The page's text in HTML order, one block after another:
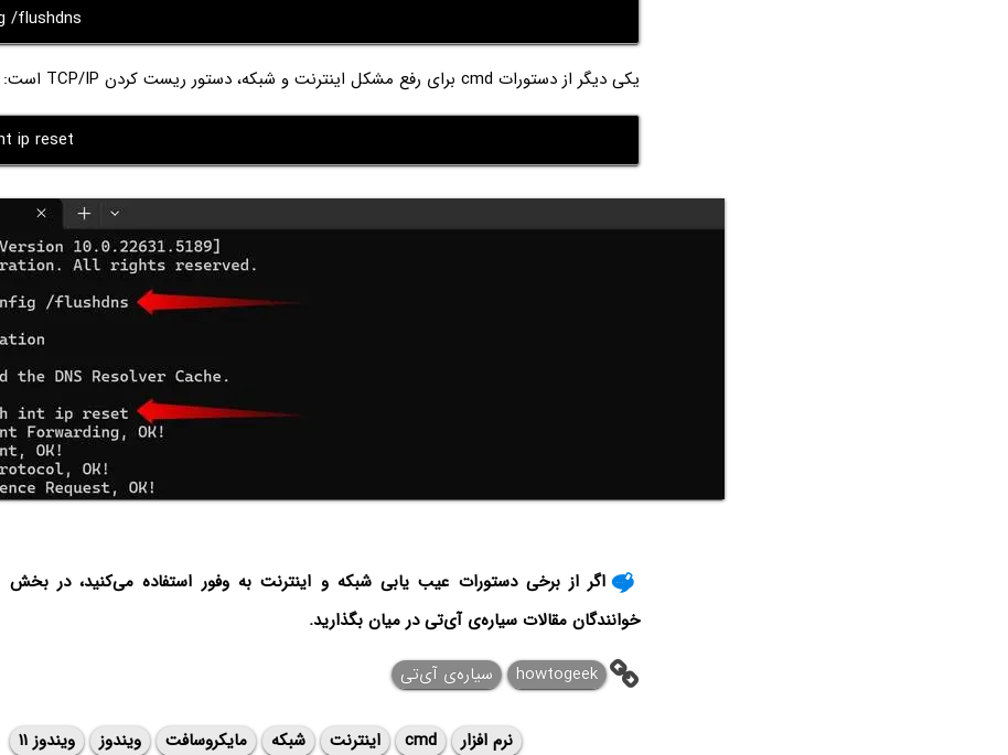
/flushdns
یکی دیگر از دستورات cmd برای رفع مشکل اینترنت و شبکه، دستور ریست کردن TCP/IP است:
ip reset
اگر از برخی دستورات عیب یابی شبکه و اینترنت به وفور استفاده می‌کنید، در بخش
خوانندگان مقالات سیاره‌ی آی‌تی در میان بگذارید.
howtogeek سیاره‌ی آی‌تی
نرم افزار cmd اینترنت شبکه مایکروسافت ویندوز ویندوز ۱۱